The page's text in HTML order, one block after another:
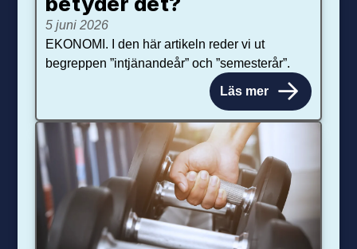
5 juni 2026
EKONOMI. I den här artikeln reder vi ut
begreppen ”intjänandeår” och ”semesterår”.
Läs mer